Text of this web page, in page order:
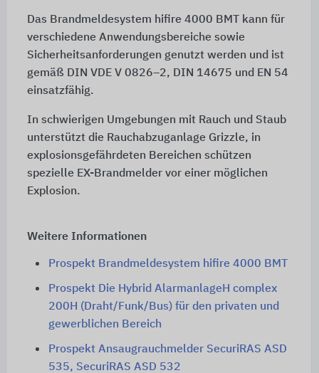
Das Brandmeldesystem hifire 4000 BMT kann für
verschiedene Anwendungsbereiche sowie
Sicherheitsanforderungen genutzt werden und ist
gemäß DIN VDE V 0826–2, DIN 14675 und EN 54
einsatzfähig.
In schwierigen Umgebungen mit Rauch und Staub
unterstützt die Rauchabzuganlage Grizzle, in
explosionsgefährdeten Bereichen schützen
spezielle EX-Brandmelder vor einer möglichen
Explosion.
Weitere Informationen
Prospekt Brandmeldesystem hifire 4000 BMT
Prospekt Die Hybrid AlarmanlageH complex
200H (Draht/Funk/Bus) für den privaten und
gewerblichen Bereich
Prospekt Ansaugrauchmelder SecuriRAS ASD
535, SecuriRAS ASD 532